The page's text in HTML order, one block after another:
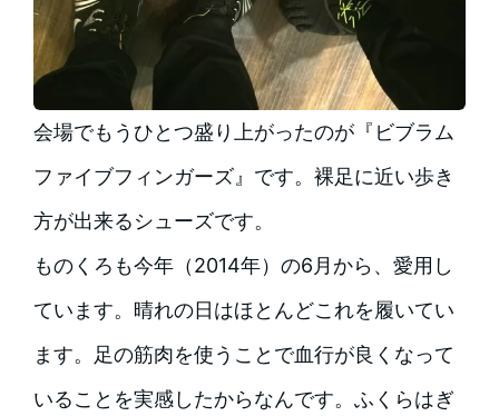
会場でもうひとつ盛り上がったのが『ビブラム
ファイブフィンガーズ』です。裸足に近い歩き
方が出来るシューズです。
ものくろも今年（2014年）の6月から、愛用し
ています。晴れの日はほとんどこれを履いてい
ます。足の筋肉を使うことで血行が良くなって
いることを実感したからなんです。ふくらはぎ